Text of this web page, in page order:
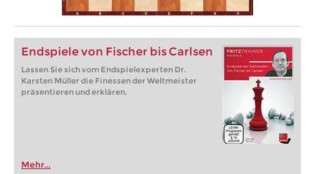
Endspiele von Fischer bis Carlsen
Lassen Sie sich vom Endspielexperten Dr.
Karsten Müller die Finessen der Weltmeister
präsentieren und erklären.
Mehr...